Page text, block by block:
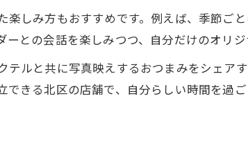
しみ方もおすすめです。例えば、季節ご
との会話を楽しみつつ、自分だけのオリ
テルと共に写真映えするおつまみをシェア
きる北区の店舗で、自分らしい時間を過ご